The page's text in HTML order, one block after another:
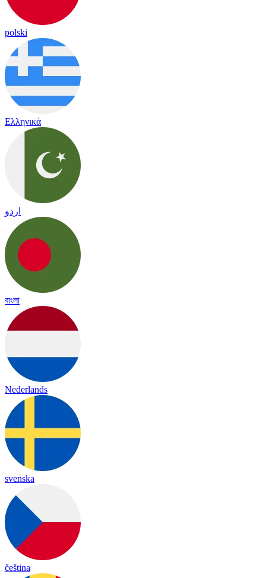
polski
Ελληνικά
اردو
বাংলা
Nederlands
svenska
čeština